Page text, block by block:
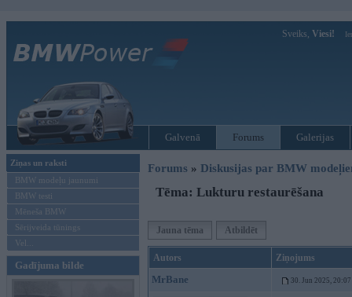
Sveiks, Viesi!
Galvenā Forums Galerijas
Ziņas un raksti
BMW modeļu jaunumi
BMW testi
Mēneša BMW
Sērijveida tūnings
Vel...
Gadījuma bilde
Forums » Diskusijas par BMW
Tēma: Lukturu restaurēšana
Jauna tēma Atbildēt
Autors Ziņojums
MrBane 30. Jun 2025, 20:07